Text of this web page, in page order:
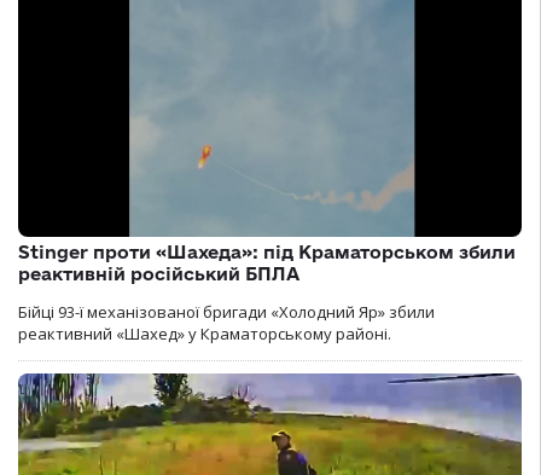
Stinger проти «Шахеда»: під Краматорськом збили
реактивній російський БПЛА
Бійці 93-ї механізованої бригади «Холодний Яр» збили
реактивний «Шахед» у Краматорському районі.